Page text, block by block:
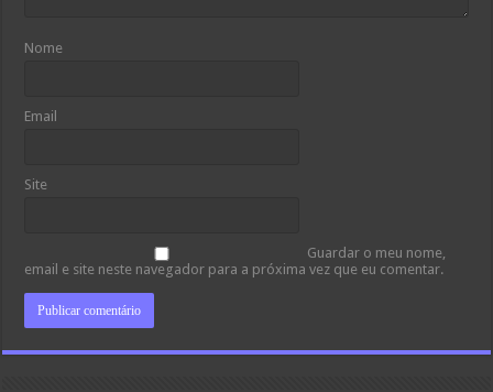
Nome
Email
Site
Guardar o meu nome,
email e site neste navegador para a próxima vez que eu comentar.